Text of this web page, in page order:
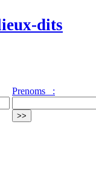
dits
Prenoms :